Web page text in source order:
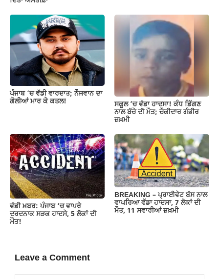
ਪੰਜਾਬ ‘ਚ ਵੱਡੀ ਵਾਰਦਾਤ; ਨੌਜਵਾਨ ਦਾ
ਗੋਲੀਆਂ ਮਾਰ ਕੇ ਕਤਲ!
ਸਕੂਲ ’ਚ ਵੱਡਾ ਹਾਦਸਾ! ਕੰਧ ਡਿੱਗਣ
ਨਾਲ ਬੱਚੇ ਦੀ ਮੌਤ; ਚੌਕੀਦਾਰ ਗੰਭੀਰ
ਜ਼ਖ਼ਮੀ
ਵੱਡੀ ਖ਼ਬਰ: ਪੰਜਾਬ ‘ਚ ਵਾਪਰੇ
ਦਰਦਨਾਕ ਸੜਕ ਹਾਦਸੇ, 5 ਲੋਕਾਂ ਦੀ
ਮੌਤ!
BREAKING – ਪ੍ਰਾਈਵੇਟ ਬੱਸ ਨਾਲ
ਵਾਪਰਿਆ ਵੱਡਾ ਹਾਦਸਾ, 7 ਲੋਕਾਂ ਦੀ
ਮੌਤ, 11 ਸਵਾਰੀਆਂ ਜ਼ਖ਼ਮੀ
Leave a Comment